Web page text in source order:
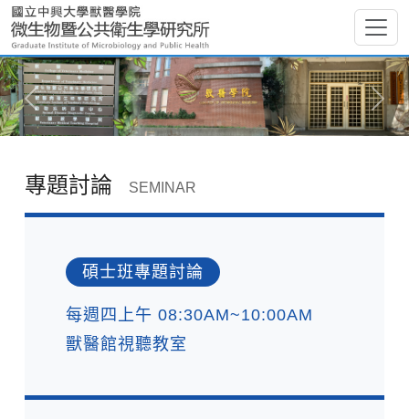
專題討論 SEMINAR
碩士班專題討論
每週四上午 08:30AM~10:00AM
獸醫館視聽教室